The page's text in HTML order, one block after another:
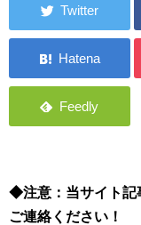
◆注意：当サイト記
ご連絡ください！